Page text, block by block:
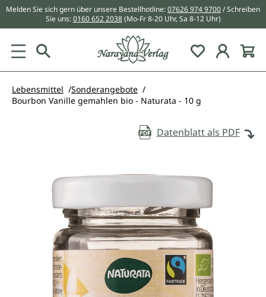
springen
Melden Sie sich gern über unsere Bestellhotline:07626 974 9700/ Schreiben
Sie uns:0160 652 2038 (Mo-Fr 8-20 Uhr, Sa 8-12 Uhr)
Du hast 0
Lebensmittel
Sonderangebote
Bourbon Vanille gemahlen bio - Naturata - 10 g
Datenblatt als PDF